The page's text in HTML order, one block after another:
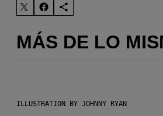
MÁS DE LO
ILLUSTRATION BY JOHNNY RYAN